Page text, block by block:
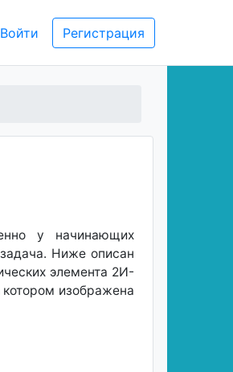
Войти Регистрация
у начинающих
Ниже описан
элемента 2И-
изображена